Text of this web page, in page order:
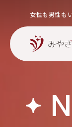
女性も男性も